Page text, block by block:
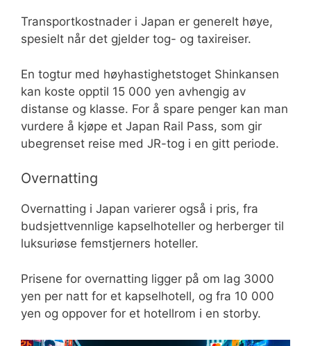
Transportkostnader i Japan er generelt høye,
spesielt når det gjelder tog- og taxireiser.
En togtur med høyhastighetstoget Shinkansen
kan koste opptil 15 000 yen avhengig av
distanse og klasse. For å spare penger kan man
vurdere å kjøpe et Japan Rail Pass, som gir
ubegrenset reise med JR-tog i en gitt periode.
Overnatting
Overnatting i Japan varierer også i pris, fra
budsjettvennlige kapselhoteller og herberger til
luksuriøse femstjerners hoteller.
Prisene for overnatting ligger på om lag 3000
yen per natt for et kapselhotell, og fra 10 000
yen og oppover for et hotellrom i en storby.